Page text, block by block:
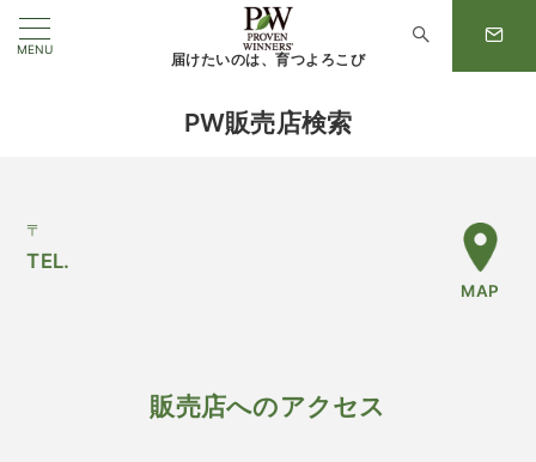
MENU
届けたいのは、育つよろこび
PW販売店検索
〒
TEL.
MAP
販売店へのアクセス